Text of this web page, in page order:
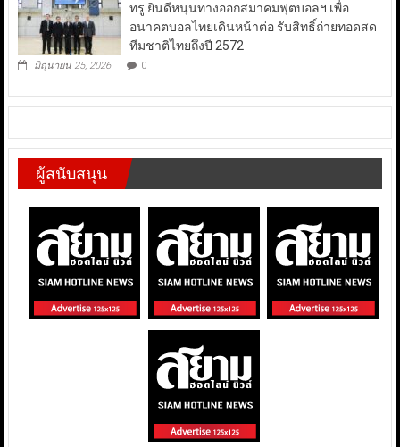
ทรู ยินดีหนุนทางออกสมาคมฟุตบอลฯ เพื่อ
อนาคตบอลไทยเดินหน้าต่อ รับสิทธิ์ถ่ายทอดสด
ทีมชาติไทยถึงปี 2572
มิถุนายน 25, 2026 0
ผู้สนับสนุน